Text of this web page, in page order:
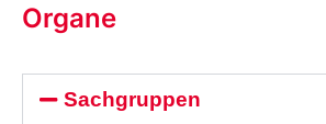
Organe
Sachgruppen